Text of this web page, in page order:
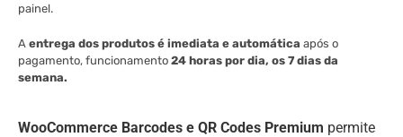
WooCommerce Barcodes e QR Codes Premium permite
painel.
A entrega dos produtos é imediata e automática após o
pagamento, funcionamento 24 horas por dia, os 7 dias da
semana.